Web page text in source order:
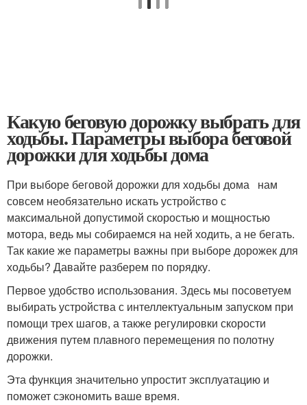
Какую беговую дорожку выбрать для
ходьбы. Параметры выбора беговой
дорожки для ходьбы дома
При выборе беговой дорожки для ходьбы дома нам
совсем необязательно искать устройство с
максимальной допустимой скоростью и мощностью
мотора, ведь мы собираемся на ней ходить, а не бегать.
Так какие же параметры важны при выборе дорожек для
ходьбы? Давайте разберем по порядку.
Первое удобство использования. Здесь мы посоветуем
выбирать устройства с интеллектуальным запуском при
помощи трех шагов, а также регулировки скорости
движения путем плавного перемещения по полотну
дорожки.
Эта функция значительно упростит эксплуатацию и
поможет сэкономить ваше время.